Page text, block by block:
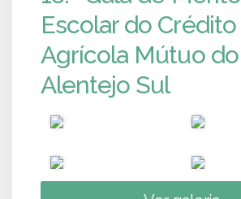
Escolar do Crédito
Agrícola Mútuo do
Alentejo Sul